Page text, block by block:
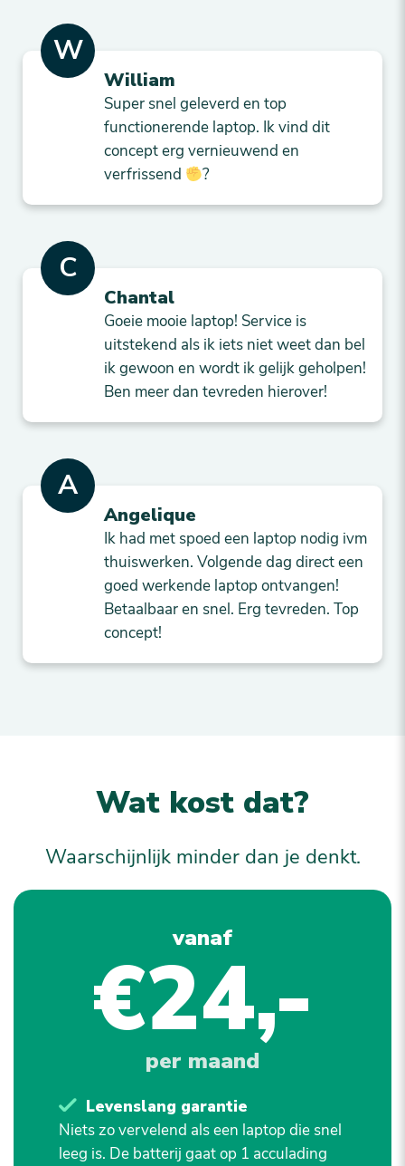
William
Super snel geleverd en top
functionerende laptop. Ik vind dit
concept erg vernieuwend en
verfrissend
?
W
Chantal
Goeie mooie laptop! Service is
uitstekend als ik iets niet weet dan bel
ik gewoon en wordt ik gelijk geholpen!
Ben meer dan tevreden hierover!
C
Angelique
Ik had met spoed een laptop nodig ivm
thuiswerken. Volgende dag direct een
goed werkende laptop ontvangen!
Betaalbaar en snel. Erg tevreden. Top
concept!
A
Wat kost dat?
Waarschijnlijk minder dan je denkt.
vanaf
€24,-
per maand
Levenslang garantie
Niets zo vervelend als een laptop die snel
leeg is. De batterij gaat op 1 acculading